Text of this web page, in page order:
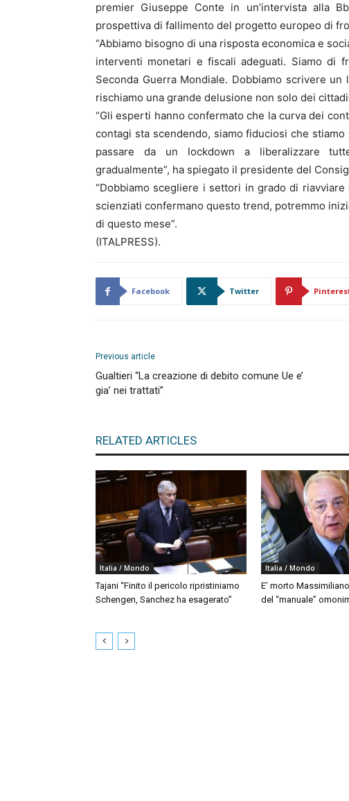
premier Giuseppe Conte in un’intervista alla
prospettiva di fallimento del progetto europeo di
“Abbiamo bisogno di una risposta economica e
interventi monetari e fiscali adeguati. Siamo di
Seconda Guerra Mondiale. Dobbiamo scrivere
rischiamo una grande delusione non solo dei
“Gli esperti hanno confermato che la curva dei
contagi sta scendendo, siamo fiduciosi che
passare da un lockdown a liberalizzare
gradualmente”, ha spiegato il presidente del
“Dobbiamo scegliere i settori in grado di
scienziati confermano questo trend, potremmo
di questo mese”.
(ITALPRESS).
Facebook Twitter
Previous article
Gualtieri “La creazione di debito comune Ue e’
gia’ nei trattati”
RELATED ARTICLES
Italia / Mondo
Tajani “Finito il pericolo ripristiniamo
Schengen, Sanchez ha esagerato”
Italia / Mondo
E’ morto
del “manuale”